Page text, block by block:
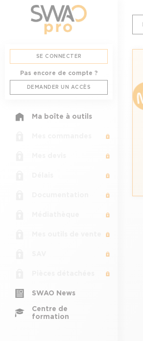
SE CONNECTER
Pas encore de compte ?
DEMANDER UN ACCÈS
Ma boîte à outils
SWAO News
Centre de
formation
Skip to main content